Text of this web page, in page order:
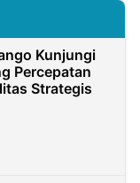
Kunjungi
Percepatan
Strategis